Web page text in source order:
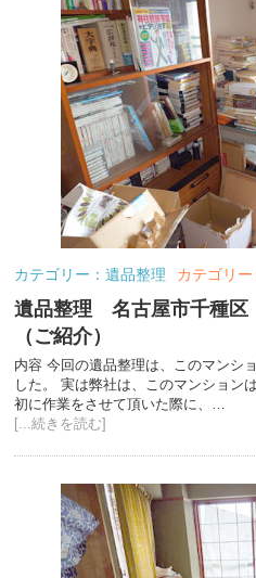
カテゴリー：遺品整理 カテゴリ
遺品整理 名古屋市千種
（ご紹介）
内容 今回の遺品整理は、このマンシ
した。 実は弊社は、このマンション
初に作業をさせて頂いた際に、…
[...続きを読む]